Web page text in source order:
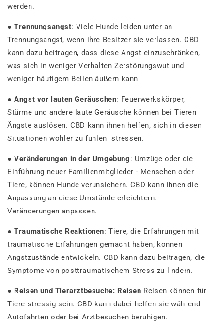
werden.
●Trennungsangst: Viele Hunde leiden unter an
Trennungsangst, wenn ihre Besitzer sie verlassen. CBD
kann dazu beitragen, dass diese Angst einzuschränken,
was sich in weniger Verhalten Zerstörungswut und
weniger häufigem Bellen äußern kann.
●Angst vor lauten Geräuschen: Feuerwerkskörper,
Stürme und andere laute Geräusche können bei Tieren
Ängste auslösen. CBD kann ihnen helfen, sich in diesen
Situationen wohler zu fühlen. stressen.
●Veränderungen in der Umgebung: Umzüge oder die
Einführung neuer Familienmitglieder - Menschen oder
Tiere, können Hunde verunsichern. CBD kann ihnen die
Anpassung an diese Umstände erleichtern.
Veränderungen anpassen.
●Traumatische Reaktionen: Tiere, die Erfahrungen mit
traumatische Erfahrungen gemacht haben, können
Angstzustände entwickeln. CBD kann dazu beitragen, die
Symptome von posttraumatischem Stress zu lindern.
● Reisen und Tierarztbesuche: Reisen Reisen können für
Tiere stressig sein. CBD kann dabei helfen sie während
Autofahrten oder bei Arztbesuchen beruhigen.